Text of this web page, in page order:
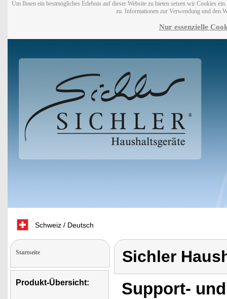
Um Ihnen ein bestmögliches Erlebnis auf dieser Website zu bieten setzen wir Cookies
zu. Informationen zur Verwendung und den
Nur essenzielle
Schweiz / Deutsch
Startseite
Produkt-Übersicht:
Sichler
Support-